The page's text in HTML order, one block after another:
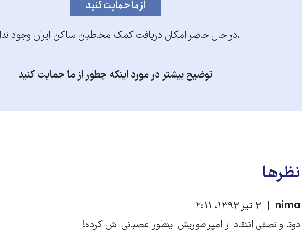
.در حال حاضر امکان دریافت کمک مخاطبان ساکن ایران وجود
توضیح بیشتر در مورد اینکه چطور از ما حمایت کنید
نظرها
nima
۳ تیر ۱۳۹۳، ۲:۱۱
دوتا و نصفی انتقاد از امپراطوریش اینطور عصبانی اش کرده!